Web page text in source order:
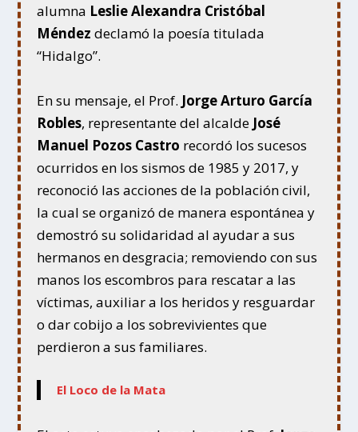
alumna Leslie Alexandra Cristóbal
Méndez declamó la poesía titulada
“Hidalgo”.
En su mensaje, el Prof. Jorge Arturo García
Robles, representante del alcalde José
Manuel Pozos Castro recordó los sucesos
ocurridos en los sismos de 1985 y 2017, y
reconoció las acciones de la población civil,
la cual se organizó de manera espontánea y
demostró su solidaridad al ayudar a sus
hermanos en desgracia; removiendo con sus
manos los escombros para rescatar a las
víctimas, auxiliar a los heridos y resguardar
o dar cobijo a los sobrevivientes que
perdieron a sus familiares.
El Loco de la Mata